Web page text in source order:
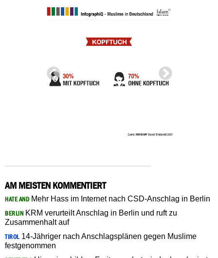
AM MEISTEN KOMMENTIERT
HATE ANDMehr Hass im Internet nach CSD-Anschlag in Berlin
BERLIN KRM verurteilt Anschlag in Berlin und ruft zu
Zusammenhalt auf
TIROL14-Jähriger nach Anschlagsplänen gegen Muslime
festgenommen